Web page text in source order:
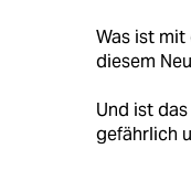
Was ist
diesem
Und ist
gefährlich